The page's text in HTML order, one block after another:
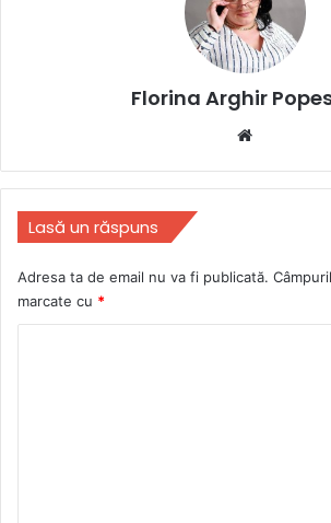
Florina Arghir
Lasă un răspuns
Adresa ta de email nu va fi publicată.
marcate cu *